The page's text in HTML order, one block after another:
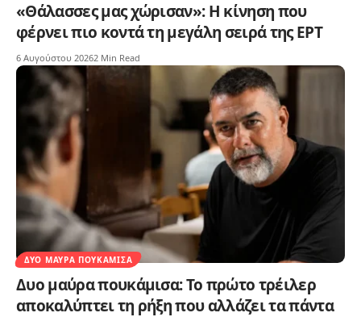
«Θάλασσες μας χώρισαν»: Η κίνηση που
φέρνει πιο κοντά τη μεγάλη σειρά της ΕΡΤ
6 Αυγούστου 20262 Min Read
ΔΥΟ ΜΑΎΡΑ ΠΟΥΚΆΜΙΣΑ
Δυο μαύρα πουκάμισα: Το πρώτο τρέιλερ
αποκαλύπτει τη ρήξη που αλλάζει τα πάντα